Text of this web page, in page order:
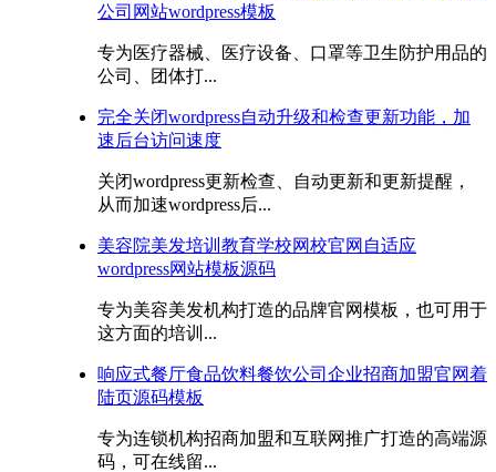
公司网站wordpress模板
专为医疗器械、医疗设备、口罩等卫生防护用品的
公司、团体打...
完全关闭wordpress自动升级和检查更新功能，加
速后台访问速度
关闭wordpress更新检查、自动更新和更新提醒，
从而加速wordpress后...
美容院美发培训教育学校网校官网自适应
wordpress网站模板源码
专为美容美发机构打造的品牌官网模板，也可用于
这方面的培训...
响应式餐厅食品饮料餐饮公司企业招商加盟官网着
陆页源码模板
专为连锁机构招商加盟和互联网推广打造的高端源
码，可在线留...